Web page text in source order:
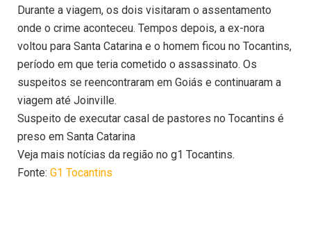
Durante a viagem, os dois visitaram o assentamento
onde o crime aconteceu. Tempos depois, a ex-nora
voltou para Santa Catarina e o homem ficou no Tocantins,
período em que teria cometido o assassinato. Os
suspeitos se reencontraram em Goiás e continuaram a
viagem até Joinville.
Suspeito de executar casal de pastores no Tocantins é
preso em Santa Catarina
Veja mais notícias da região no g1 Tocantins.
Fonte: G1 Tocantins